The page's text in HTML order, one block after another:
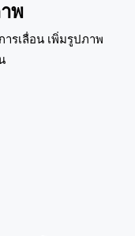
พ
รเลื่อน เพิ่มรูปภาพ